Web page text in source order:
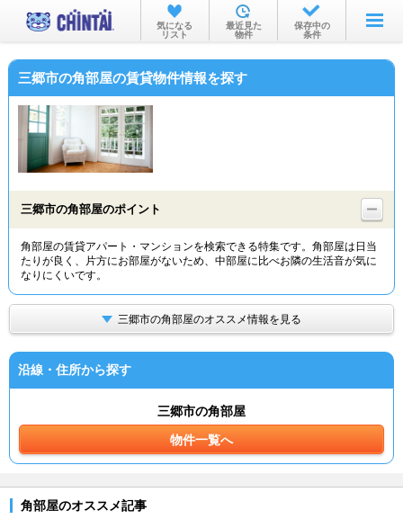
お部屋を探す
沿線・駅から
物件特集から
TOP
気になる
リスト
最近見た
物件
保存中の
条件
三郷市の角部屋の賃貸物件情報を探す
三郷市の角部屋のポイント
角部屋の賃貸アパート・マンションを検索できる特集です。角部屋は日当
たりが良く、片方にお部屋がないため、中部屋に比べお隣の生活音が気に
なりにくいです。
三郷市の角部屋のオススメ情報を見る
沿線・住所から探す
三郷市の角部屋
物件一覧へ
角部屋のオススメ記事